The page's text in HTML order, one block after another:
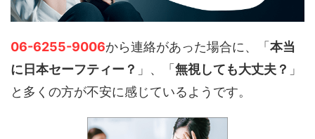
06-6255-9006から連絡があった場合に、「本当
に日本セーフティー？ 」、「無視しても大丈夫？ 」
と多くの方が不安に感じているようです。